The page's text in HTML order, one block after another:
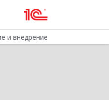
и внедрение